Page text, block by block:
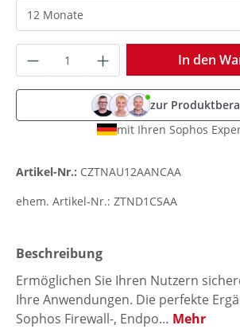
Produkt Anzahl: Gib den
In den
zur
mit Ihren Sophos
Artikel-Nr.: CZTNAU12AANCAA
ehem. Artikel-Nr.: ZTND1CSAA
Beschreibung
Ermöglichen Sie Ihren Nutzern
Ihre Anwendungen. Die perfekte
Sophos Firewall-, Endpo… Mehr